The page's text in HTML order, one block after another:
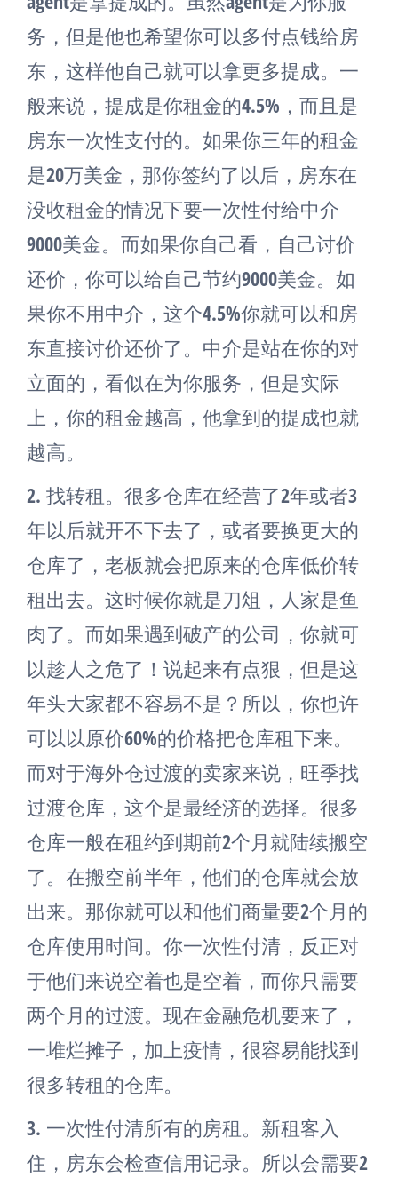
务，但是他也希望你可以多付点钱给房
东，这样他自己就可以拿更多提成。一
般来说，提成是你租金的4.5%，而且是
房东一次性支付的。如果你三年的租金
是20万美金，那你签约了以后，房东在
没收租金的情况下要一次性付给中介
9000美金。而如果你自己看，自己讨价
还价，你可以给自己节约9000美金。如
果你不用中介，这个4.5%你就可以和房
东直接讨价还价了。中介是站在你的对
立面的，看似在为你服务，但是实际
上，你的租金越高，他拿到的提成也就
越高。
2. 找转租。很多仓库在经营了2年或者3
年以后就开不下去了，或者要换更大的
仓库了，老板就会把原来的仓库低价转
租出去。这时候你就是刀俎，人家是鱼
肉了。而如果遇到破产的公司，你就可
以趁人之危了！说起来有点狠，但是这
年头大家都不容易不是？所以，你也许
可以以原价60%的价格把仓库租下来。
而对于海外仓过渡的卖家来说，旺季找
过渡仓库，这个是最经济的选择。很多
仓库一般在租约到期前2个月就陆续搬空
了。在搬空前半年，他们的仓库就会放
出来。那你就可以和他们商量要2个月的
仓库使用时间。你一次性付清，反正对
于他们来说空着也是空着，而你只需要
两个月的过渡。现在金融危机要来了，
一堆烂摊子，加上疫情，很容易能找到
很多转租的仓库。
3. 一次性付清所有的房租。新租客入
住，房东会检查信用记录。所以会需要2